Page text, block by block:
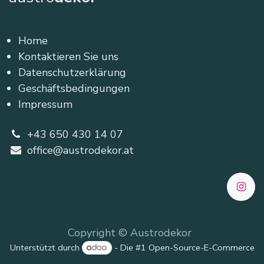
Home
Kontaktieren Sie uns
Datenschutzerklärung
Geschäftsbedingungen
Impressum
+43 650 430 14 07
office@austrodekor.at
Copyright © Austrodekor
Unterstützt durch - Die #1 Open-Source-E-Commerce